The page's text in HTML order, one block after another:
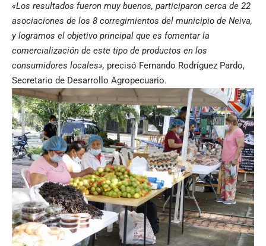
«Los resultados fueron muy buenos, participaron cerca de 22
asociaciones de los 8 corregimientos del municipio de Neiva,
y logramos el objetivo principal que es fomentar la
comercialización de este tipo de productos en los
consumidores locales», precisó Fernando Rodríguez Pardo,
Secretario de Desarrollo Agropecuario.